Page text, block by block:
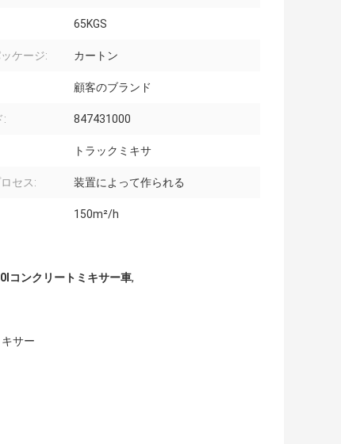
65KGS
ケージ: カートン
顧客のブランド
: 847431000
トラックミキサ
セス: 装置によって作られる
150m²/h
コンクリートミキサー車,
サー